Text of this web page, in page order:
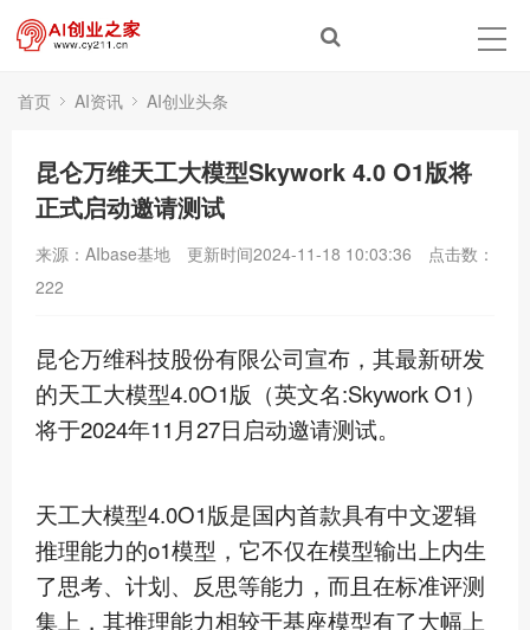
首页 AI资讯 AI创业头条
昆仑万维天工大模型Skywork 4.0 O1版将
正式启动邀请测试
来源：AIbase基地 更新时间2024-11-18 10:03:36
点击数：
222
昆仑万维科技股份有限公司宣布，其最新研发
的天工大模型4.0O1版（英文名:Skywork O1）
将于2024年11月27日启动邀请测试。
天工大模型4.0O1版是国内首款具有中文逻辑
推理能力的o1模型，它不仅在模型输出上内生
了思考、计划、反思等能力，而且在标准评测
集上，其推理能力相较于基座模型有了大幅上